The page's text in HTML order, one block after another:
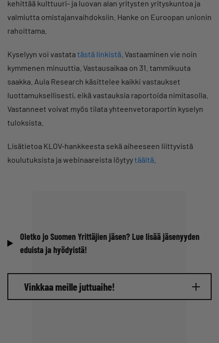
kehittää kulttuuri- ja luovan alan yritysten yrityskuntoa ja
valmiutta omistajanvaihdoksiin. Hanke on Euroopan unionin
rahoittama.
Kyselyyn voi vastata tästä linkistä . Vastaaminen vie noin
kymmenen minuuttia. Vastausaikaa on 31. tammikuuta
saakka. Aula Research käsittelee kaikki vastaukset
luottamuksellisesti, eikä vastauksia raportoida nimitasolla.
Vastanneet voivat myös tilata yhteenvetoraportin kyselyn
tuloksista.
Lisätietoa KLOV-hankkeesta sekä aiheeseen liittyvistä
koulutuksista ja webinaareista löytyytäältä
Oletko jo Suomen Yrittäjien jäsen? Lue lisää jäsenyyden
eduista ja hyödyistä!
Vinkkaa meille juttuaihe!